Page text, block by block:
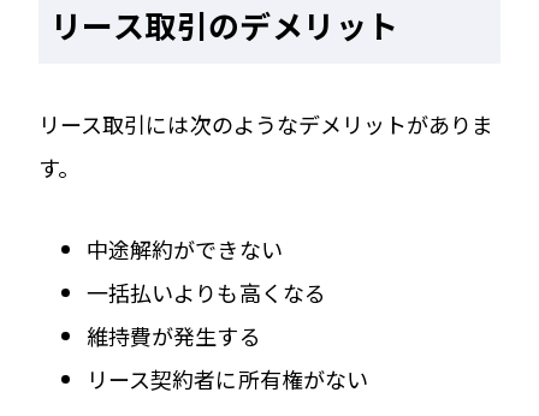
リース取引のデメリット
リース取引には次のようなデメリットがありま
す。
中途解約ができない
一括払いよりも高くなる
維持費が発生する
リース契約者に所有権がない